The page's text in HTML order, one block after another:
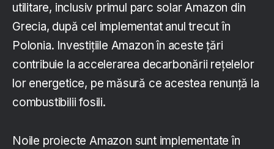
utilitare, inclusiv primul parc solar Amazon din
Grecia, după cel implementat anul trecut în
Polonia. Investițiile Amazon în aceste țări
contribuie la accelerarea decarbonării rețelelor
lor energetice, pe măsură ce acestea renunță la
combustibilii fosili.
Noile proiecte Amazon sunt implementate în